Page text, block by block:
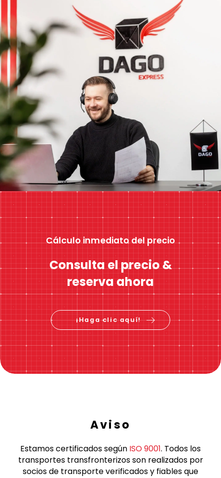
mail@dagoexpress.com
Cálculo inmediato del precio
Consulta el precio &
reserva ahora
Aviso